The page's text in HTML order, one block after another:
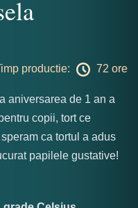
productie: 72 ore
aniversarea de 1 an a
copii, tort ce
ca tortul a adus
papilele gustative!